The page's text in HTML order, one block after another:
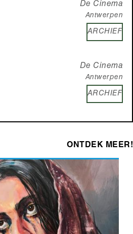
De Cinema
Antwerpen
ARCHIEF
De Cinema
Antwerpen
ARCHIEF
ONTDEK MEER!